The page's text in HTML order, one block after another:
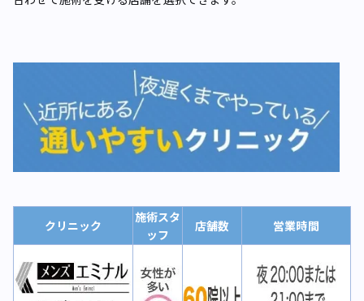
クリニック
施術スタ
ッフ
店舗数 営業時間